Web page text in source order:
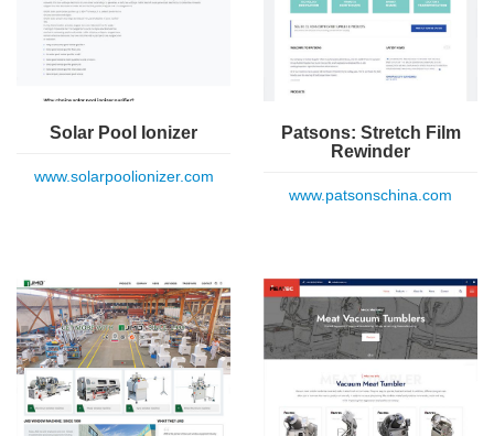
Solar Pool Ionizer
www.solarpoolionizer.com
Patsons: Stretch Film
Rewinder
www.patsonschina.com